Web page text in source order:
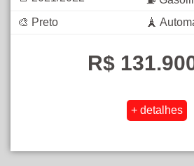
🎨 Preto
🗼
R$